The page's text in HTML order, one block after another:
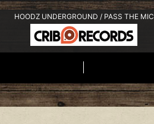
HOODZ UNDERGROUND / PASS THE MIC